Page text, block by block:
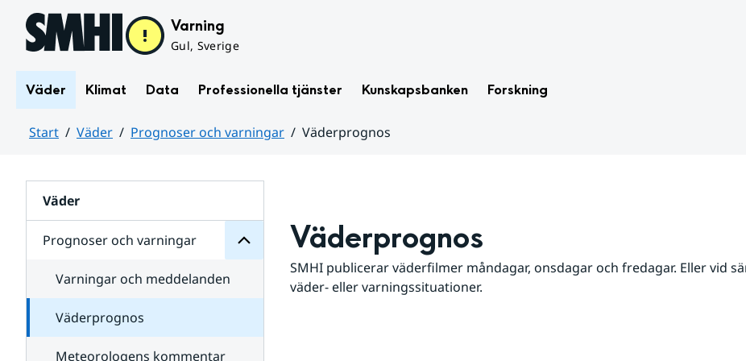
Hoppa till sidans innehåll Varning
Gul, Sverige
Väder Klimat Data Professionella tjänster Kunskapsbanken Forskning
Start Väder Prognoser och varningar
Väderprognos
Väder
Prognoser och varningar
för
varningar
Varningar och meddelanden
Väderprognos
Meteorologens kommentar
Väderprognos
SMHI publicerar väderfilmer måndagar, onsdagar och fredagar. Eller vid
väder- eller varningssituationer.